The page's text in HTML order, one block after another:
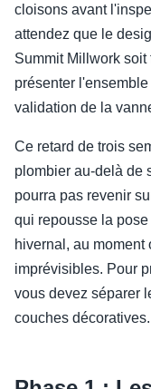
cloisons avant
attendez que le
Summit Millwork
présenter
validation de la
Ce retard de trois
plombier au-delà de
pourra pas revenir
qui repousse la
hivernal, au
imprévisibles. Pour
vous devez séparer
couches décoratives.